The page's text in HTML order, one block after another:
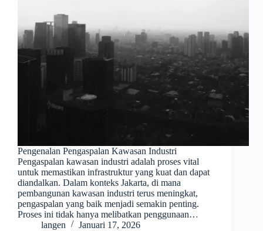
Pengenalan Pengaspalan Kawasan Industri
Pengaspalan kawasan industri adalah proses vital
untuk memastikan infrastruktur yang kuat dan dapat
diandalkan. Dalam konteks Jakarta, di mana
pembangunan kawasan industri terus meningkat,
pengaspalan yang baik menjadi semakin penting.
Proses ini tidak hanya melibatkan penggunaan…
langen
Januari 17, 2026